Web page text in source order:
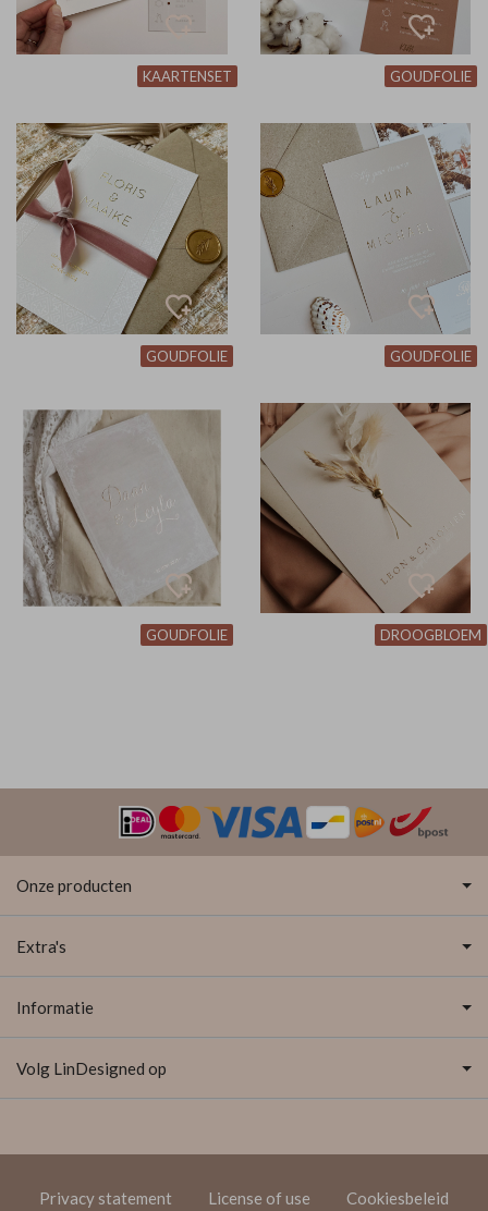
KAARTENSET GOUDFOLIE
GOUDFOLIE GOUDFOLIE
GOUDFOLIE DROOGBLOEM
Onze producten
Extra's
Informatie
Volg LinDesigned op
Privacy statement License of use Cookiesbeleid